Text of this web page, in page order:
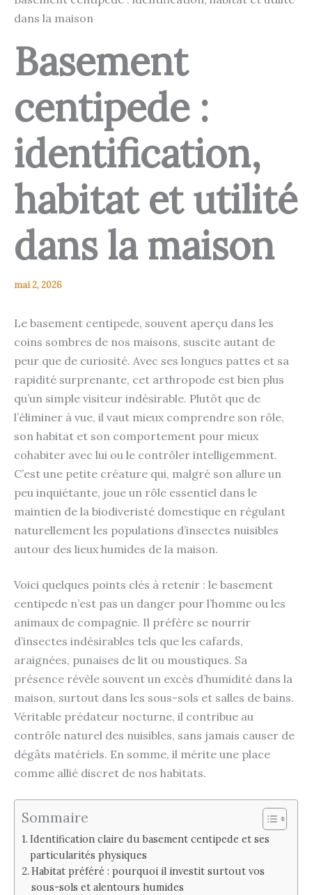
dans la maison
Basement
centipede :
identification,
habitat et utilité
dans la maison
mai 2, 2026
Le basement centipede, souvent aperçu dans les
coins sombres de nos maisons, suscite autant de
peur que de curiosité. Avec ses longues pattes et sa
rapidité surprenante, cet arthropode est bien plus
qu’un simple visiteur indésirable. Plutôt que de
l’éliminer à vue, il vaut mieux comprendre son rôle,
son habitat et son comportement pour mieux
cohabiter avec lui ou le contrôler intelligemment.
C’est une petite créature qui, malgré son allure un
peu inquiétante, joue un rôle essentiel dans le
maintien de la biodiveristé domestique en régulant
naturellement les populations d’insectes nuisibles
autour des lieux humides de la maison.
Voici quelques points clés à retenir : le basement
centipede n’est pas un danger pour l’homme ou les
animaux de compagnie. Il préfère se nourrir
d’insectes indésirables tels que les cafards,
araignées, punaises de lit ou moustiques. Sa
présence révèle souvent un excès d’humidité dans la
maison, surtout dans les sous-sols et salles de bains.
Véritable prédateur nocturne, il contribue au
contrôle naturel des nuisibles, sans jamais causer de
dégâts matériels. En somme, il mérite une place
comme allié discret de nos habitats.
Sommaire
Identification claire du basement centipede et ses
particularités physiques
Habitat préféré : pourquoi il investit surtout vos
sous-sols et alentours humides